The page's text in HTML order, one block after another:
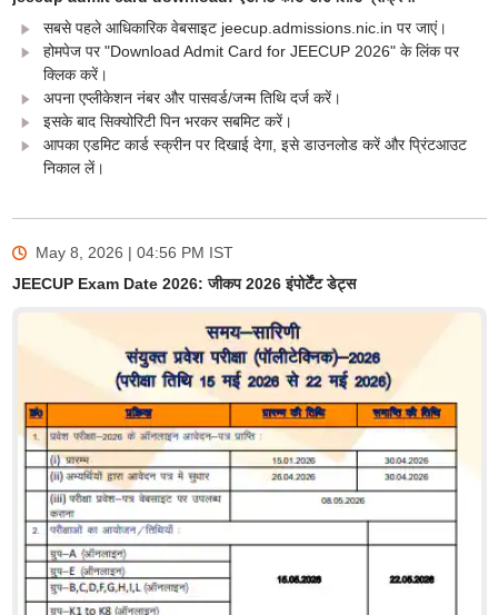
सबसे पहले आधिकारिक वेबसाइट jeecup.admissions.nic.in पर जाएं।
होमपेज पर "Download Admit Card for JEECUP 2026" के लिंक पर
क्लिक करें।
अपना एप्लीकेशन नंबर और पासवर्ड/जन्म तिथि दर्ज करें।
इसके बाद सिक्योरिटी पिन भरकर सबमिट करें।
आपका एडमिट कार्ड स्क्रीन पर दिखाई देगा, इसे डाउनलोड करें और प्रिंटआउट
निकाल लें।
May 8, 2026 | 04:56 PM IST
JEECUP Exam Date 2026: जीकप 2026 इंपोर्टेंट डेट्स